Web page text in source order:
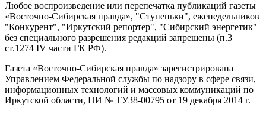
Любое воспроизведение или перепечатка публикаций газеты
«Восточно-Сибирская правда», "Ступеньки", еженедельников
"Конкурент", "Иркутский репортер", "Сибирский энергетик"
без специального разрешения редакций запрещены (п.3
ст.1274 IV части ГК РФ).
Газета «Восточно-Сибирская правда» зарегистрирована
Управлением Федеральной службы по надзору в сфере связи,
информационных технологий и массовых коммуникаций по
Иркутской области, ПИ № ТУ38-00795 от 19 декабря 2014 г.